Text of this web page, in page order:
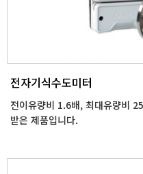
전자기식수도미터
전이유량비 1.6배, 최대유량비
받은 제품입니다.